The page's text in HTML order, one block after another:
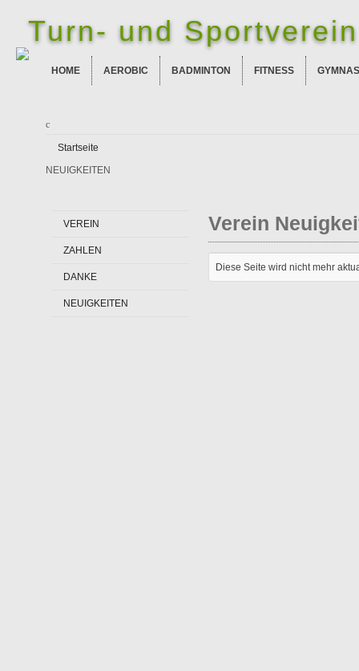
HOME AEROBIC BADMINTON FITNESS
Turn- und
Startseite
NEUIGKEITEN
VEREIN
ZAHLEN
DANKE
NEUIGKEITEN
Verein
Diese Seite wird nicht mehr